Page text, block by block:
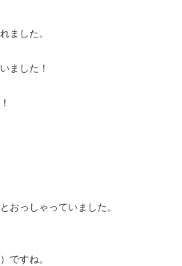
ました。
ました！
おっしゃっていました。
ですね。